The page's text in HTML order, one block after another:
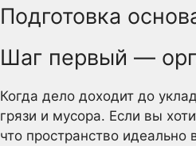
Подготовка
Шаг первый —
Когда дело доходит до
грязи и мусора. Если вы
что пространство